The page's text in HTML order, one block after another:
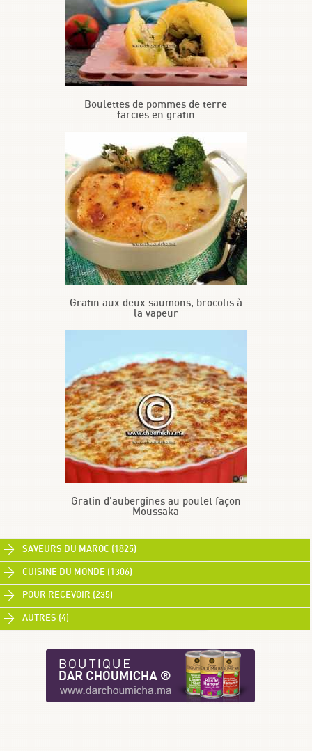
Boulettes de pommes de terre
farcies en gratin
Gratin aux deux saumons, brocolis à
la vapeur
Gratin d'aubergines au poulet façon
Moussaka
SAVEURS DU MAROC (1825)
CUISINE DU MONDE (1306)
POUR RECEVOIR (235)
AUTRES (4)